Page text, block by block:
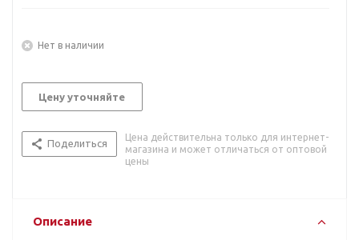
Нет в наличии
Цену уточняйте
Поделиться
Цена действительна только для интернет-
магазина и может отличаться от оптовой
цены
Описание